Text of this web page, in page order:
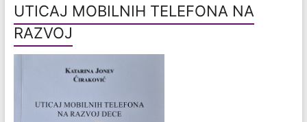
UTICAJ MOBILNIH TELEFONA NA
RAZVOJ